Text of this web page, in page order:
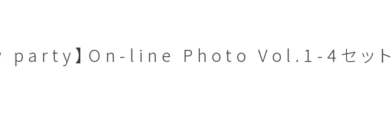
】On-line Photo Vol.1-4セット